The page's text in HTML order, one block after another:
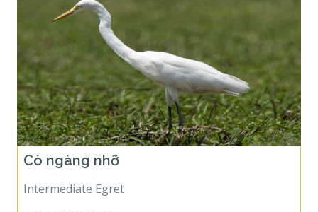
Cò ngàng nhỡ
Intermediate Egret